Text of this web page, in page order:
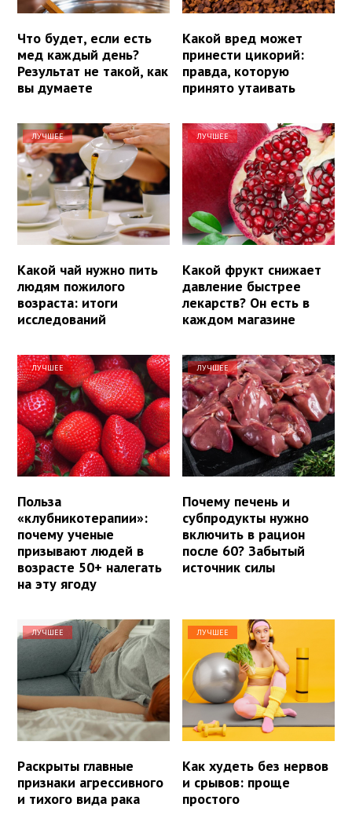
Что будет, если есть
мед каждый день?
Результат не такой, как
вы думаете
Какой вред может
принести цикорий:
правда, которую
принято утаивать
ЛУЧШЕЕ
Какой чай нужно пить
людям пожилого
возраста: итоги
исследований
ЛУЧШЕЕ
Какой фрукт снижает
давление быстрее
лекарств? Он есть в
каждом магазине
ЛУЧШЕЕ
Польза
«клубникотерапии»:
почему ученые
призывают людей в
возрасте 50+ налегать
на эту ягоду
ЛУЧШЕЕ
Почему печень и
субпродукты нужно
включить в рацион
после 60? Забытый
источник силы
ЛУЧШЕЕ
Раскрыты главные
признаки агрессивного
и тихого вида рака
ЛУЧШЕЕ
Как худеть без нервов
и срывов: проще
простого